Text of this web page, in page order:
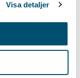
Visa detaljer